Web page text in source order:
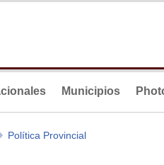
Municipios
Política Provincial